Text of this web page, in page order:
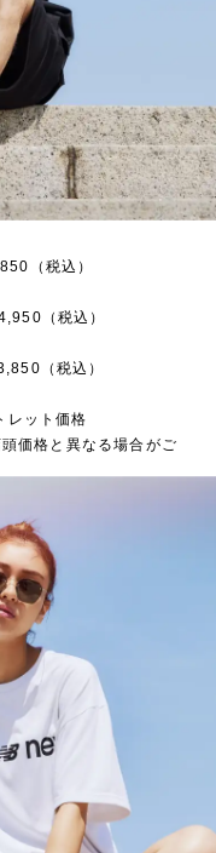
（税込）
（税込）
（税込）
レット価格
価格と異なる場合がご